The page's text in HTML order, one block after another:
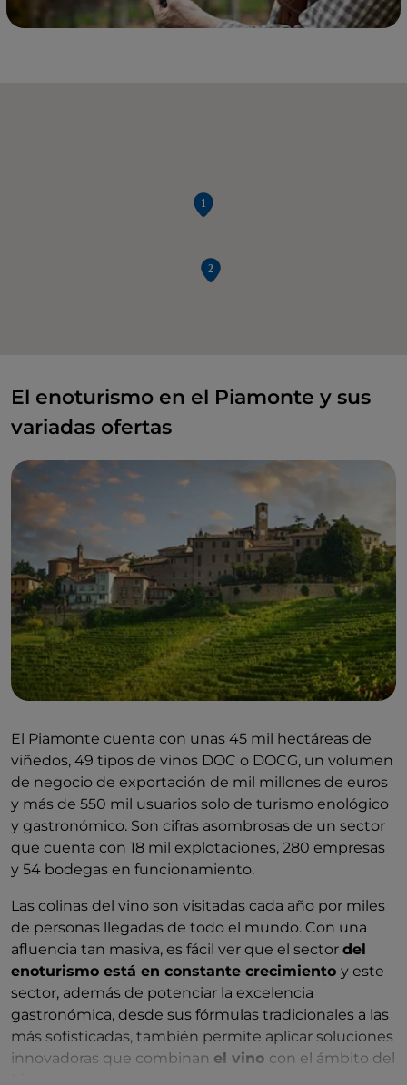
El enoturismo en el Piamonte y sus
variadas ofertas
El Piamonte cuenta con unas 45 mil hectáreas de
viñedos, 49 tipos de vinos DOC o DOCG, un volumen
de negocio de exportación de mil millones de euros
y más de 550 mil usuarios solo de turismo enológico
y gastronómico. Son cifras asombrosas de un sector
que cuenta con 18 mil explotaciones, 280 empresas
y 54 bodegas en funcionamiento.
Las colinas del vino son visitadas cada año por miles
de personas llegadas de todo el mundo. Con una
afluencia tan masiva, es fácil ver que el sector del
enoturismo está en constante crecimiento y este
sector, además de potenciar la excelencia
gastronómica, desde sus fórmulas tradicionales a las
más sofisticadas, también permite aplicar soluciones
innovadoras que combinan el vino con el ámbito del